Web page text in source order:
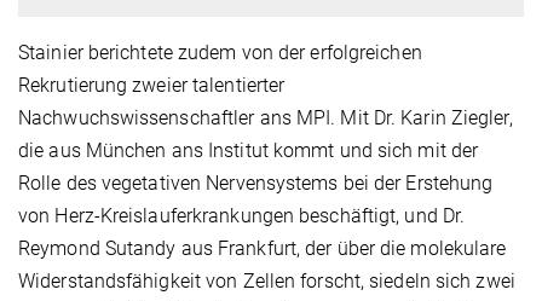
Stainier berichtete zudem von der erfolgreichen
Rekrutierung zweier talentierter
Nachwuchswissenschaftler ans MPI. Mit Dr. Karin Ziegler,
die aus München ans Institut kommt und sich mit der
Rolle des vegetativen Nervensystems bei der Erstehung
von Herz-Kreislauferkrankungen beschäftigt, und Dr.
Reymond Sutandy aus Frankfurt, der über die molekulare
Widerstandsfähigkeit von Zellen forscht, siedeln sich zwei